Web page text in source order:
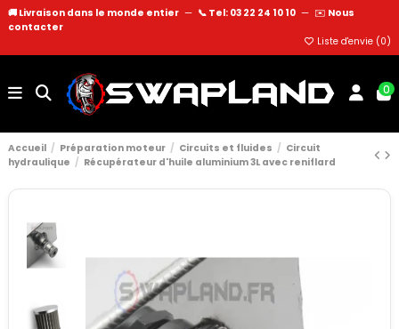
🚚 Livraison dans le monde entier — 📞 Tel: 03 22 24 10 10 — ✉️ Nous
contacter
Liste d'envie (0)
0
Accueil Préparation moteur Circuits et fluides
Circuit
hydraulique
Récupérateur d'huile aluminium 3L avec reniflard